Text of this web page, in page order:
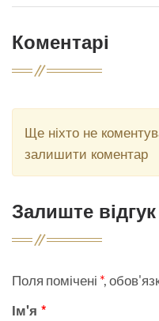
Коментарі
Ще ніхто не
залишити коментар
Залиште відгук
Поля помічені *,
Ім'я *